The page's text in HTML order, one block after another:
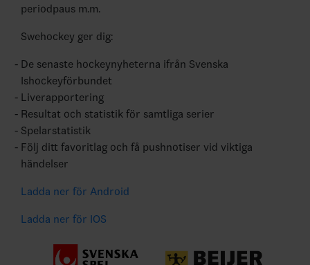
periodpaus m.m.
Swehockey ger dig:
De senaste hockeynyheterna ifrån Svenska
Ishockeyförbundet
Liverapportering
Resultat och statistik för samtliga serier
Spelarstatistik
Följ ditt favoritlag och få pushnotiser vid viktiga
händelser
Ladda ner för Android
Ladda ner för IOS